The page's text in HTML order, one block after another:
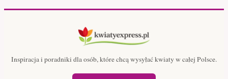
Inspiracja i poradniki dla osób, które chcą wysyłać kwiaty w całej Polsce.